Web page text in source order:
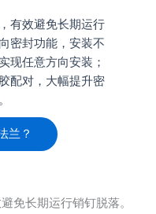
有效避免长期运行
密封功能，安装不
现任意方向安装；
配对，大幅提升密
兰？
免长期运行销钉脱落。